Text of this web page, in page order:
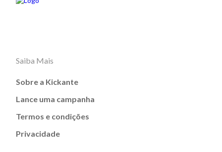
Saiba Mais
Sobre a Kickante
Lance uma campanha
Termos e condições
Privacidade